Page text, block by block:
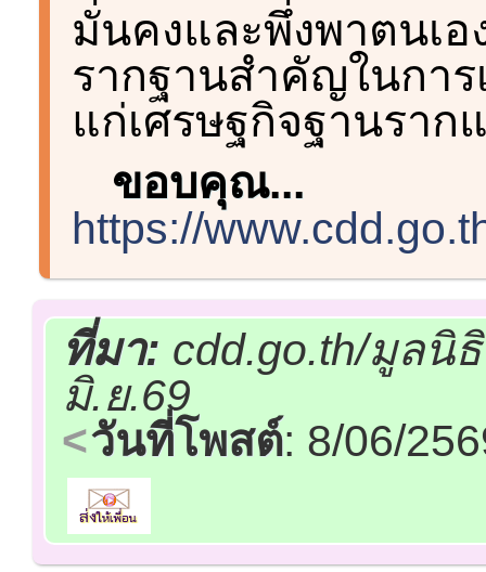
มั่นคงและพึ่งพาตนเอ
รากฐานสำคัญในการ
แก่เศรษฐกิจฐานราก
ขอบคุณ...
https://
ที่มา: cdd.go.th/มูลนิ
มิ.ย.69
วันที่โพสต์: 8/06/